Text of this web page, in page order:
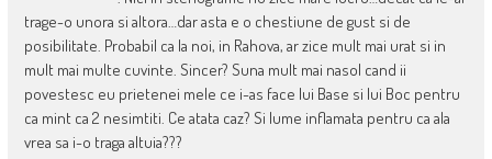
trage-o unora si altora…dar asta e o chestiune de gust si de
posibilitate. Probabil ca la noi, in Rahova, ar zice mult mai urat si in
mult mai multe cuvinte. Sincer? Suna mult mai nasol cand ii
povestesc eu prietenei mele ce i-as face lui Base si lui Boc pentru
ca mint ca 2 nesimtiti. Ce atata caz? Si lume inflamata pentru ca ala
vrea sa i-o traga altuia???